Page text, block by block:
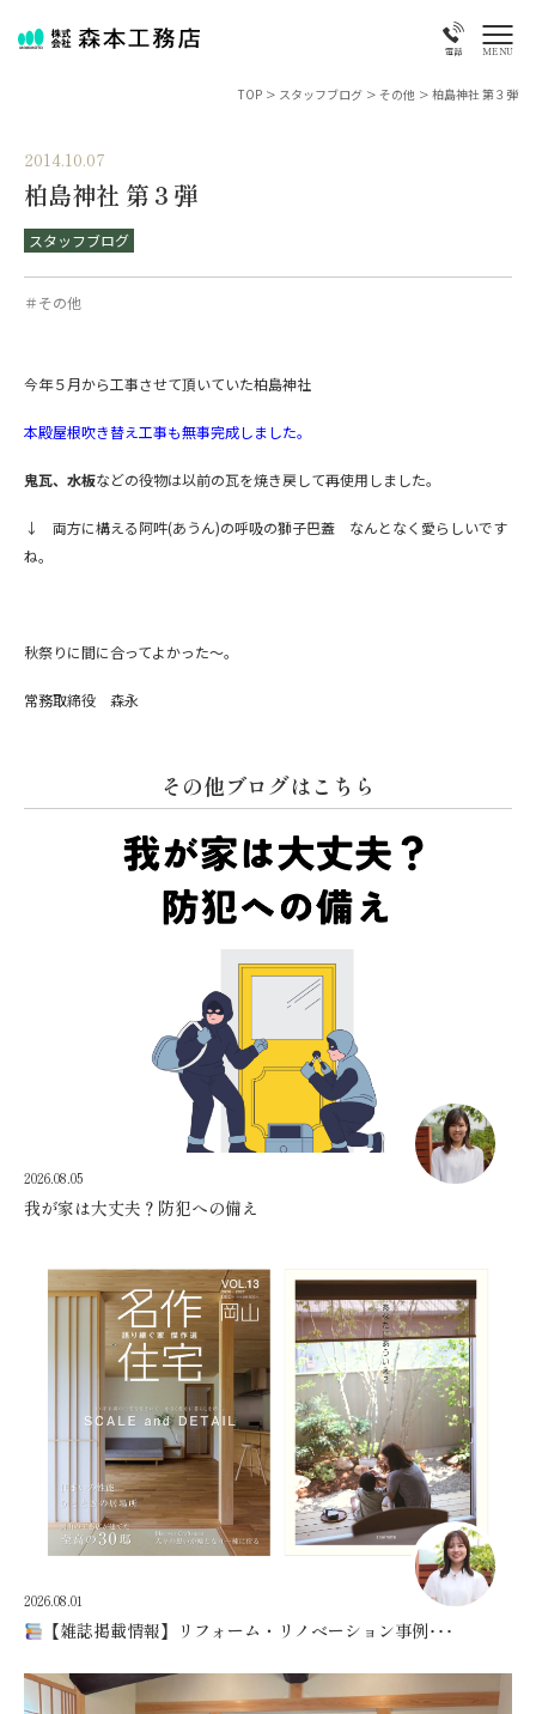
電話 MENU
TOP > スタッフブログ > その他 > 柏島神社 第３弾
2014.10.07
柏島神社 第３弾
スタッフブログ
＃その他
今年５月から工事させて頂いていた柏島神社
本殿屋根吹き替え工事も無事完成しました。
鬼瓦、水板などの役物は以前の瓦を焼き戻して再使用しました。
↓ 両方に構える阿吽(あうん)の呼吸の獅子巴蓋 なんとなく愛らしいです
ね。
秋祭りに間に合ってよかった～。
常務取締役 森永
その他ブログはこちら
2026.08.05
我が家は大丈夫？防犯への備え
2026.08.01
【雑誌掲載情報】リフォーム・リノベーション事例･･･